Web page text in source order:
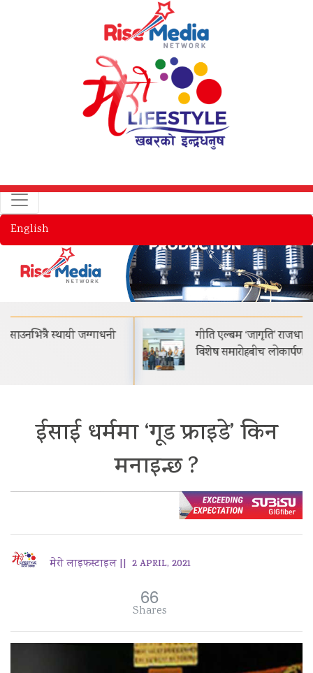
English
गीति एल्बम ‘जागृति’ राजधानी काठमाडौंमा आयोजित
विशेष समारोहबीच लोकार्पण गरिएको…
ईसाई धर्ममा ‘गूड फ्राइडे’ किन
मनाइन्छ ?
मेरो लाइफस्टाइल || 2 APRIL, 2021
66
Shares